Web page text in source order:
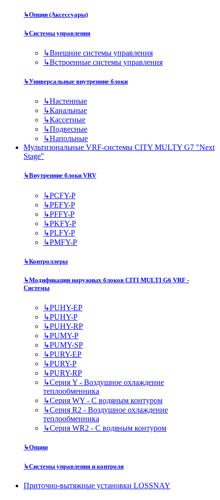
↳Опции (Аксессуары)
↳Системы управления
↳Внешние системы управления
↳Встроенные системы управления
↳Универсальные внутренние блоки
↳Настенные
↳Канальные
↳Кассетные
↳Подвесные
↳Напольные
Мультизональные VRF-системы CITY MULTY G7 "Next
Stage"
↳Внутренние блоки VRV
↳PCFY-P
↳PEFY-P
↳PFFY-P
↳PKFY-P
↳PLFY-P
↳PMFY-P
↳Контроллеры
↳Модификации наружных блоков CITI MULTI G6 VRF -
Системы
↳PUHY-EP
↳PUHY-P
↳PUHY-RP
↳PUMY-P
↳PUMY-SP
↳PURY-EP
↳PURY-P
↳PURY-RP
↳Серия Y - Воздушное охлаждение
теплообменника
↳Серия WY - С водяным контуром
↳Серия R2 - Воздушное охлаждение
теплообменника
↳Серия WR2 - С водяным контуром
↳Опции
↳Системы управления и контроля
Приточно-вытяжные установки LOSSNAY